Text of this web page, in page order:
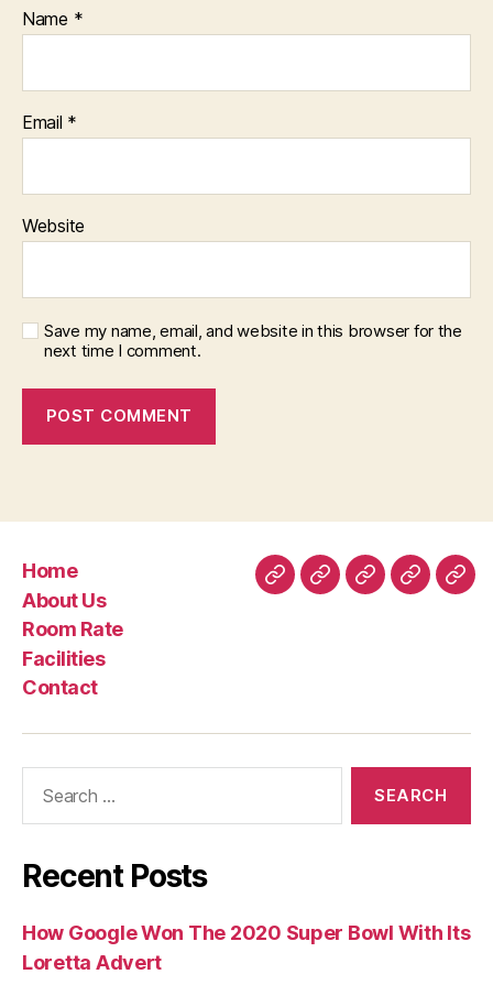
Name *
Email *
Website
Save my name, email, and website in this browser for the
next time I comment.
Home
About Us
Room Rate
Facilities
Contact
HomeAboutRoomFacilities
Recent Posts
How Google Won The 2020 Super Bowl With Its
Loretta Advert